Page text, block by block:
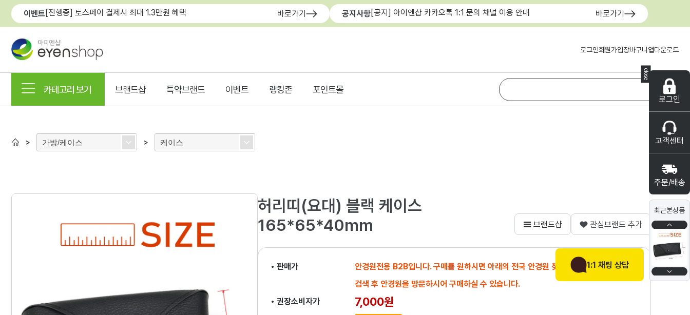
close
로그인
고객센터
주문/배송
최근본상품
1:1 채팅 상담
이벤트 [진행중] 토스페이 결제시 최대 1.3만원 혜택 바로가기 공지사항[공지] 아이엔샵 카카오톡 1:1 문의 채널 이용 안내 바로가기
로그인회원가입장바구니 앱다운로드
카테고리 보기 브랜드샵 특약브랜드 이벤트 랭킹존 포인트몰
> 가방/케이스 > 케이스
허리띠(요대) 블랙 케이스
165*65*40mm
브랜드샵 관심브랜드 추가
• 판매가
안경원전용 B2B입니다. 구매를 원하시면 아래의 전국 안경원 찾기에서
검색 후 안경원을 방문하시어 구매하실 수 있습니다.
• 권장소비자가
7,000원